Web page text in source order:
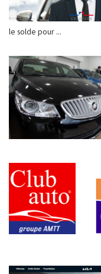
le solde pour ...